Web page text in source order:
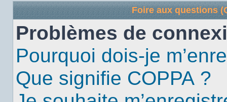
Foire aux questions
Problèmes de
Pourquoi dois-je
Que signifie COPPA ?